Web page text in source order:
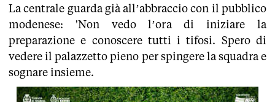
La centrale guarda già all’abbraccio con il pubblico
modenese: 'Non vedo l’ora di iniziare la
preparazione e conoscere tutti i tifosi. Spero di
vedere il palazzetto pieno per spingere la squadra e
sognare insieme.